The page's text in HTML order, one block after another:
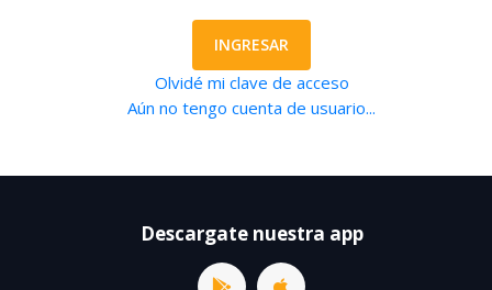
INGRESAR
Olvidé mi clave de acceso
Aún no tengo cuenta de usuario...
Descargate nuestra app